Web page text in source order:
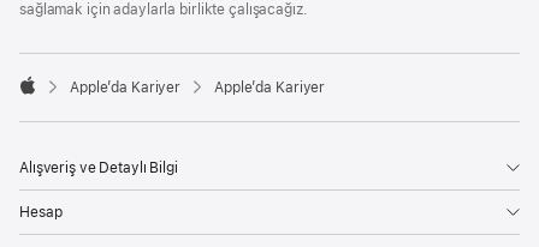
sağlamak için adaylarla birlikte çalışacağız.

Apple’da Kariyer Apple’da Kariyer
Alışveriş ve Detaylı Bilgi
Hesap